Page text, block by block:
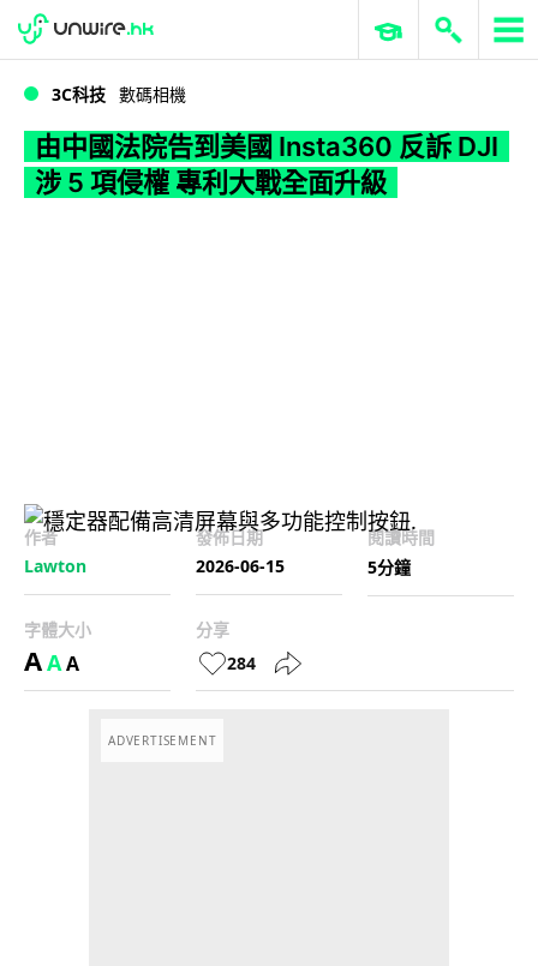
WWDC 2026 ERP 與商業 AI
3C科技 數碼相機
由中國法院告到美國 Insta360 反訴 DJI
涉 5 項侵權 專利大戰全面升級
作者
Lawton
發佈日期
2026-06-15
閱讀時間
5分鐘
字體大小
AAA
分享
284
ADVERTISEMENT